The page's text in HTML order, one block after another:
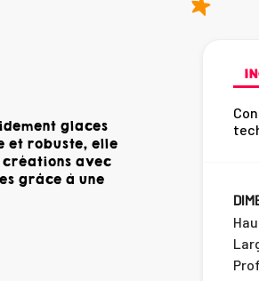
glaces
et robuste, elle
créations avec
grâce à une